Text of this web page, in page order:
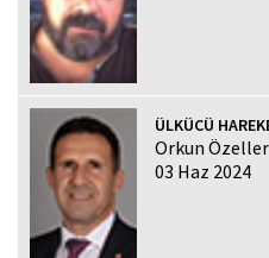
ÜLKÜCÜ
Orkun Özeller
03 Haz 2024